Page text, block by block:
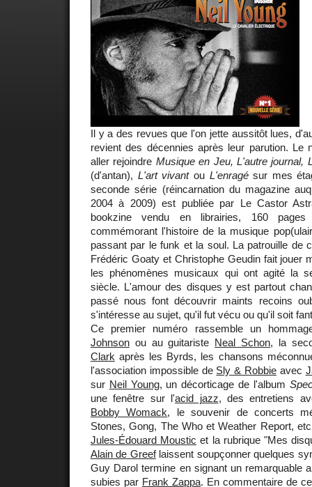
Il y a des revues que l'on jette aussitôt lues,
revient des décennies après leur parution. Le
aller rejoindre Musique en Jeu, L'autre journal,
(d'antan), L'art vivantou L'enragésur mes
seconde série (réincarnation du magazine
2004 à 2009) est publiée par Le Castor
bookzine vendu en librairies, 160
commémorant l'histoire de la musique
passant par le funk et la soul. La patrouille de
Frédéric Goaty et Christophe Geudin fait jouer
les phénomènes musicaux qui ont agité la
siècle. L'amour des disques y est partout
passé nous font découvrir maints recoins
s'intéresse au sujet, qu'il fut vécu ou qu'il soit
Ce premier numéro rassemble un
Johnson ou au guitariste Neal Schon, la
Clark après les Byrds, les chansons
l'association impossible de Sly & Robbie avec
sur Neil Young, un décorticage de l'album
une fenêtre sur l'acid jazz, des entretiens
Bobby Womack, le souvenir de concerts
Stones, Gong, The Who et Weather Report,
Jules-Édouard Moustic et la rubrique "Mes
Alain de Greeflaissent soupçonner quelques
Guy Darol termine en signant un remarquable
subies par Frank Zappa. En commentaire de